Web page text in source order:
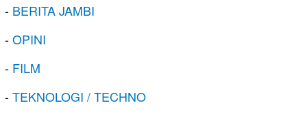
- BERITA JAMBI
-OPINI
- FILM
-TEKNOLOGI / TECHNO